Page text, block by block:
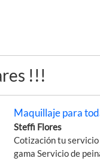
!!!
Maquillaje para
Steffi Flores
Cotización tu
gama Servicio de